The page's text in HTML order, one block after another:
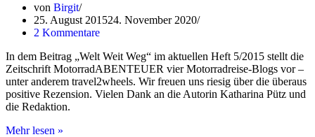
von Birgit
25. August 201524. November 2020
2 Kommentare
In dem Beitrag „Welt Weit Weg“ im aktuellen Heft 5/2015 stellt die
Zeitschrift MotorradABENTEUER vier Motorradreise-Blogs vor –
unter anderem travel2wheels. Wir freuen uns riesig über die überaus
positive Rezension. Vielen Dank an die Autorin Katharina Pütz und
die Redaktion.
Mehr lesen »